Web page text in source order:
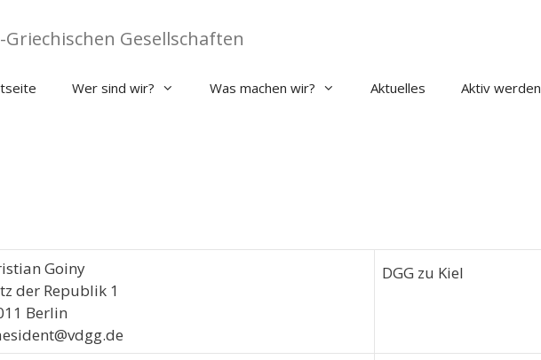
Gesellschaften
Wer sind wir? Was machen wir? Aktuelles Aktiv werden
Goiny
der Republik 1
Berlin
DGG zu Kiel